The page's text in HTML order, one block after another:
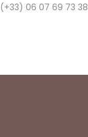
(+33) 06 07 69 73 38